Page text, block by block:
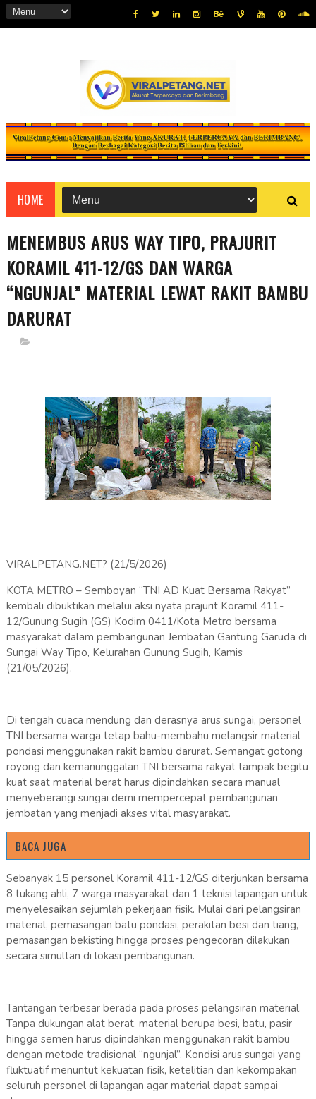
HOME
MENEMBUS ARUS WAY TIPO, PRAJURIT
KORAMIL 411-12/GS DAN WARGA
“NGUNJAL” MATERIAL LEWAT RAKIT BAMBU
DARURAT
VIRALPETANG.NET? (21/5/2026)
KOTA METRO – Semboyan “TNI AD Kuat Bersama Rakyat”
kembali dibuktikan melalui aksi nyata prajurit Koramil 411-
12/Gunung Sugih (GS) Kodim 0411/Kota Metro bersama
masyarakat dalam pembangunan Jembatan Gantung Garuda di
Sungai Way Tipo, Kelurahan Gunung Sugih, Kamis
(21/05/2026).
Di tengah cuaca mendung dan derasnya arus sungai, personel
TNI bersama warga tetap bahu-membahu melangsir material
pondasi menggunakan rakit bambu darurat. Semangat gotong
royong dan kemanunggalan TNI bersama rakyat tampak begitu
kuat saat material berat harus dipindahkan secara manual
menyeberangi sungai demi mempercepat pembangunan
jembatan yang menjadi akses vital masyarakat.
BACA JUGA
Sebanyak 15 personel Koramil 411-12/GS diterjunkan bersama
8 tukang ahli, 7 warga masyarakat dan 1 teknisi lapangan untuk
menyelesaikan sejumlah pekerjaan fisik. Mulai dari pelangsiran
material, pemasangan batu pondasi, perakitan besi dan tiang,
pemasangan bekisting hingga proses pengecoran dilakukan
secara simultan di lokasi pembangunan.
Tantangan terbesar berada pada proses pelangsiran material.
Tanpa dukungan alat berat, material berupa besi, batu, pasir
hingga semen harus dipindahkan menggunakan rakit bambu
dengan metode tradisional “ngunjal”. Kondisi arus sungai yang
fluktuatif menuntut kekuatan fisik, ketelitian dan kekompakan
seluruh personel di lapangan agar material dapat sampai